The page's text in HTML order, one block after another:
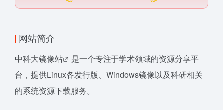
网站简介
中科大镜像站
是一个专注于学术领域的资源分享平
台，提供Linux各发行版、Windows镜像以及科研相关
的系统资源下载服务。